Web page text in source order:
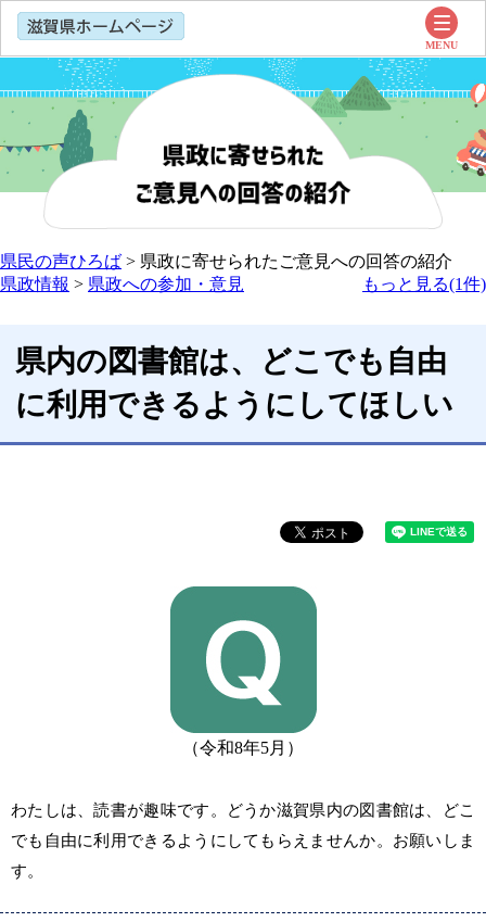
県民の声ひろば > 県政に寄せられたご意見への回答の紹介
もっと見る(1件)
県政情報 > 県政への参加・意見
県内の図書館は、どこでも自由
に利用できるようにしてほしい
（令和8年5月）
わたしは、読書が趣味です。どうか滋賀県内の図書館は、どこ
でも自由に利用できるようにしてもらえませんか。お願いしま
す。